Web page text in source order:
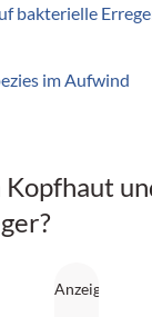
bakterielle
im Aufwind